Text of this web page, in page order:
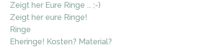
Zeigt her Eure Ringe ... ;-)
Zeigt her eure Ringe!
Ringe
Eheringe! Kosten? Material?